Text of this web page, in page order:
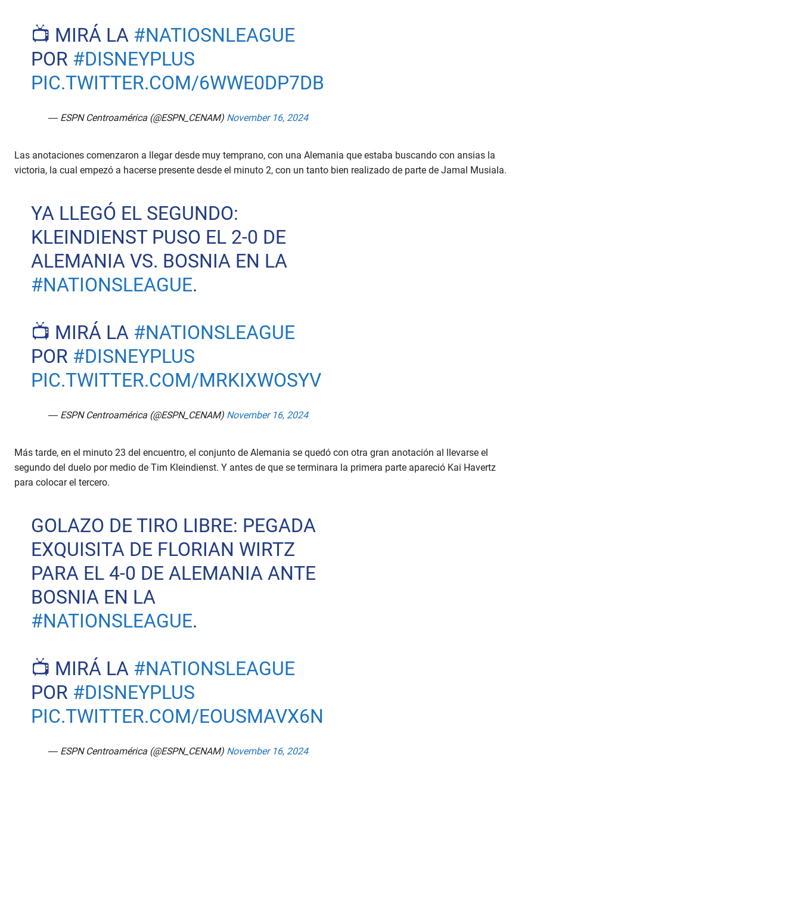
📺 MIRÁ LA #NATIOSNLEAGUE
POR #DISNEYPLUS
PIC.TWITTER.COM/6WWE0DP7DB
— ESPN Centroamérica (@ESPN_CENAM) November 16, 2024
Las anotaciones comenzaron a llegar desde muy temprano, con una Alemania que estaba buscando con ansias la
victoria, la cual empezó a hacerse presente desde el minuto 2, con un tanto bien realizado de parte de Jamal Musiala.
YA LLEGÓ EL SEGUNDO:
KLEINDIENST PUSO EL 2-0 DE
ALEMANIA VS. BOSNIA EN LA
#NATIONSLEAGUE.
📺 MIRÁ LA #NATIONSLEAGUE
POR #DISNEYPLUS
PIC.TWITTER.COM/MRKIXWOSYV
— ESPN Centroamérica (@ESPN_CENAM) November 16, 2024
Más tarde, en el minuto 23 del encuentro, el conjunto de Alemania se quedó con otra gran anotación al llevarse el
segundo del duelo por medio de Tim Kleindienst. Y antes de que se terminara la primera parte apareció Kai Havertz
para colocar el tercero.
GOLAZO DE TIRO LIBRE: PEGADA
EXQUISITA DE FLORIAN WIRTZ
PARA EL 4-0 DE ALEMANIA ANTE
BOSNIA EN LA
#NATIONSLEAGUE.
📺 MIRÁ LA #NATIONSLEAGUE
POR #DISNEYPLUS
PIC.TWITTER.COM/EOUSMAVX6N
— ESPN Centroamérica (@ESPN_CENAM) November 16, 2024